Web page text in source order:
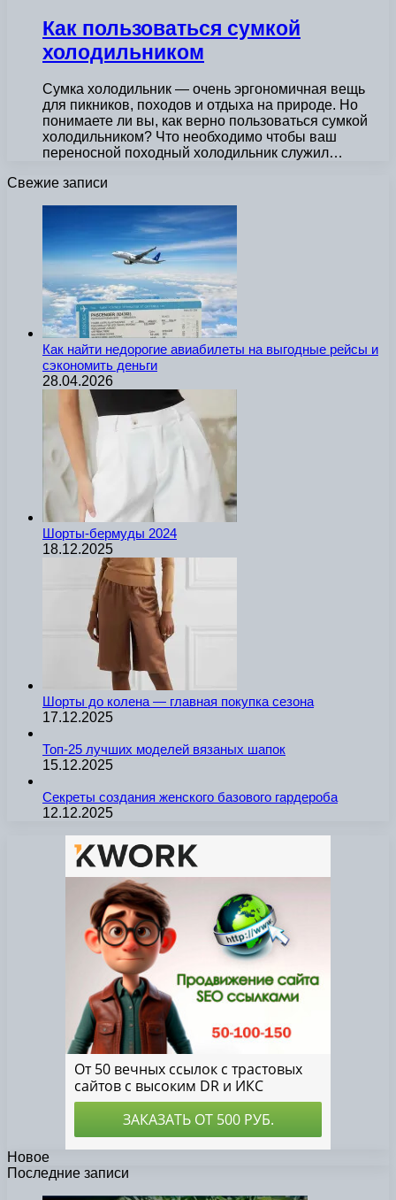
Как пользоваться сумкой
холодильником
Сумка холодильник — очень эргономичная вещь
для пикников, походов и отдыха на природе. Но
понимаете ли вы, как верно пользоваться сумкой
холодильником? Что необходимо чтобы ваш
переносной походный холодильник служил…
Свежие записи
Как найти недорогие авиабилеты на выгодные рейсы и
сэкономить деньги
28.04.2026
Шорты-бермуды 2024
18.12.2025
Шорты до колена — главная покупка сезона
17.12.2025
Топ-25 лучших моделей вязаных шапок
15.12.2025
Секреты создания женского базового гардероба
12.12.2025
Новое
Последние записи